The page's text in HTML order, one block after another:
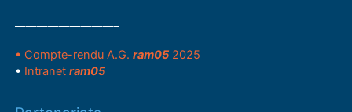
• Compte-rendu A.G.ram05 2025
• Intranetram05